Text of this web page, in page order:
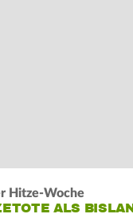
Hitze-Woche
ALS